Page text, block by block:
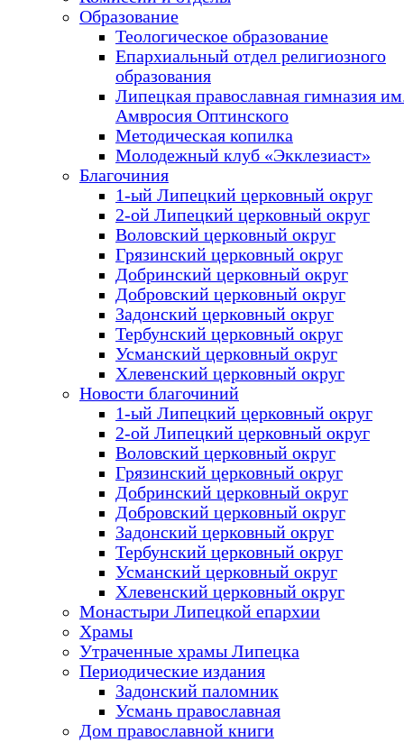
Образование
Теологическое образование
Епархиальный отдел религиозного
образования
Липецкая православная гимназия
Амвросия Оптинского
Методическая копилка
Молодежный клуб «Экклезиаст»
Благочиния
1-ый Липецкий церковный округ
2-ой Липецкий церковный округ
Воловский церковный округ
Грязинский церковный округ
Добринский церковный округ
Добровский церковный округ
Задонский церковный округ
Тербунский церковный округ
Усманский церковный округ
Хлевенский церковный округ
Новости благочиний
1-ый Липецкий церковный округ
2-ой Липецкий церковный округ
Воловский церковный округ
Грязинский церковный округ
Добринский церковный округ
Добровский церковный округ
Задонский церковный округ
Тербунский церковный округ
Усманский церковный округ
Хлевенский церковный округ
Монастыри Липецкой епархии
Храмы
Утраченные храмы Липецка
Периодические издания
Задонский паломник
Усмань православная
Дом православной книги